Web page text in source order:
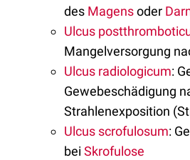
des Magensoder
Ulcus
Mangelversorgung
Ulcus radiologicum:
Gewebeschädigung
Strahlenexposition
Ulcus scrofulosum:
bei Skrofulose